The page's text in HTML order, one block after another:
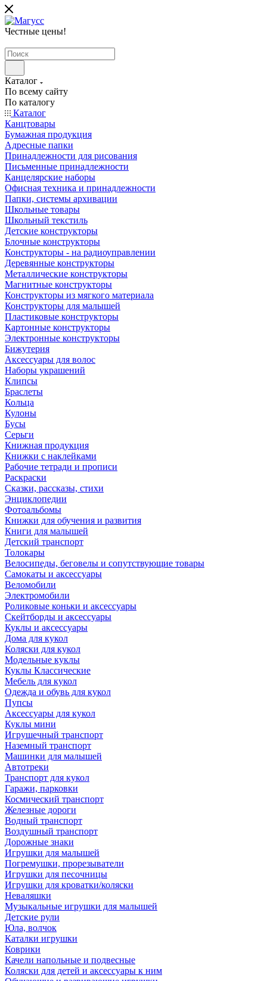
Честные цены!
Каталог
По всему сайту
По каталогу
Каталог
Канцтовары
Бумажная продукция
Адресные папки
Принадлежности для рисования
Письменные принадлежности
Канцелярские наборы
Офисная техника и принадлежности
Папки, системы архивации
Школьные товары
Школьный текстиль
Детские конструкторы
Блочные конструкторы
Конструкторы - на радиоуправлении
Деревянные конструкторы
Металлические конструкторы
Магнитные конструкторы
Конструкторы из мягкого материала
Конструкторы для малышей
Пластиковые конструкторы
Картонные конструкторы
Электронные конструкторы
Бижутерия
Аксессуары для волос
Наборы украшений
Клипсы
Браслеты
Кольца
Кулоны
Бусы
Серьги
Книжная продукция
Книжки с наклейками
Рабочие тетради и прописи
Раскраски
Сказки, рассказы, стихи
Энциклопедии
Фотоальбомы
Книжки для обучения и развития
Книги для малышей
Детский транспорт
Толокары
Велосипеды, беговелы и сопутствующие товары
Самокаты и аксессуары
Веломобили
Электромобили
Роликовые коньки и аксессуары
Скейтборды и аксессуары
Куклы и аксессуары
Дома для кукол
Коляски для кукол
Модельные куклы
Куклы Классические
Мебель для кукол
Одежда и обувь для кукол
Пупсы
Аксессуары для кукол
Куклы мини
Игрушечный транспорт
Наземный транспорт
Машинки для малышей
Автотреки
Транспорт для кукол
Гаражи, парковки
Космический транспорт
Железные дороги
Водный транспорт
Воздушный транспорт
Дорожные знаки
Игрушки для малышей
Погремушки, прорезыватели
Игрушки для песочницы
Игрушки для кроватки/коляски
Неваляшки
Музыкальные игрушки для малышей
Детские рули
Юла, волчок
Каталки игрушки
Коврики
Качели напольные и подвесные
Коляски для детей и аксессуары к ним